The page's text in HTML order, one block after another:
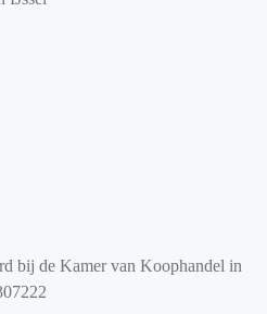
bij de Kamer van Koophandel in